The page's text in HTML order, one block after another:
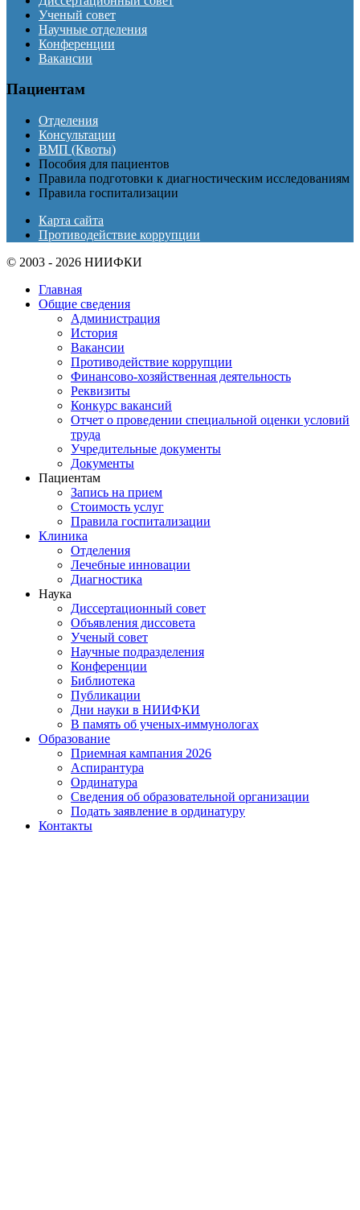
Ученый совет
Научные отделения
Конференции
Вакансии
Пациентам
Отделения
Консультации
ВМП (Квоты)
Пособия для пациентов
Правила подготовки к диагностическим исследованиям
Правила госпитализации
Карта сайта
Противодействие коррупции
© 2003 - 2026 НИИФКИ
Главная
Общие сведения
Администрация
История
Вакансии
Противодействие коррупции
Финансово-хозяйственная деятельность
Реквизиты
Конкурс вакансий
Отчет о проведении специальной оценки условий
труда
Учредительные документы
Документы
Пациентам
Запись на прием
Стоимость услуг
Правила госпитализации
Клиника
Отделения
Лечебные инновации
Диагностика
Наука
Диссертационный совет
Объявления диссовета
Ученый совет
Научные подразделения
Конференции
Библиотека
Публикации
Дни науки в НИИФКИ
В память об ученых-иммунологах
Образование
Приемная кампания 2026
Аспирантура
Ординатура
Сведения об образовательной организации
Подать заявление в ординатуру
Контакты